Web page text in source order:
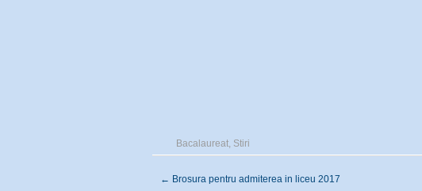
Bacalaureat, Stiri
← Brosura pentru admiterea in liceu 2017